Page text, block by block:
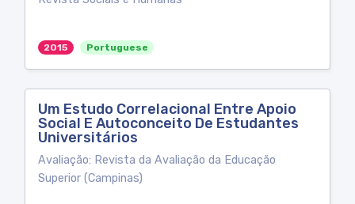
2015 Portuguese
Um Estudo Correlacional Entre Apoio
Social E Autoconceito De Estudantes
Universitários
Avaliação: Revista da Avaliação da Educação
Superior (Campinas)